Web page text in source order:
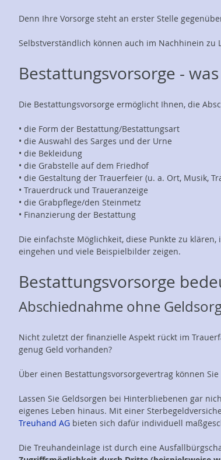
Denn Ihre Vorsorge steht an erster Stelle
Selbstverständlich können auch im Nachhinein
Bestattungsvorsorge -
Die Bestattungsvorsorge ermöglicht Ihnen, die
• die Form der Bestattung/Bestattungsart
• die Auswahl des Sarges und der Urne
• die Bekleidung
• die Grabstelle auf dem Friedhof
• die Gestaltung der Trauerfeier (u. a. Ort, Musik,
• Trauerdruck und Traueranzeige
• die Grabpflege/den Steinmetz
• Finanzierung der Bestattung
Die einfachste Möglichkeit, diese Punkte zu
eingehen und viele Beispielbilder zeigen.
Bestattungsvorsorge
Abschiednahme ohne
Nicht zuletzt der finanzielle Aspekt rückt im
genug Geld vorhanden?
Über einen Bestattungsvorsorgevertrag können
Lassen Sie Geldsorgen bei Hinterbliebenen gar
eigenes Leben hinaus. Mit einer
Treuhand AG bieten sich dafür individuell
Die Treuhandeinlage ist durch eine